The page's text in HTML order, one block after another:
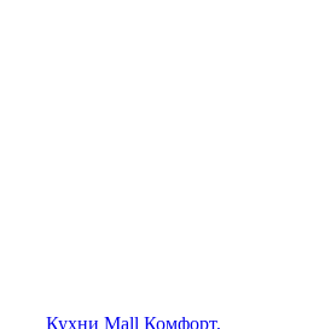
Кухни Mall Комфорт,